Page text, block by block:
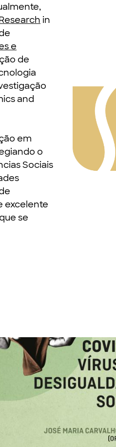
in
e
de
and
em
o
Sociais
excelente
se